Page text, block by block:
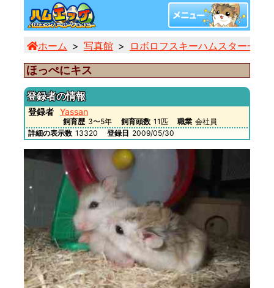
ホーム 写真館 ロボロフスキーハムスター一覧
ほっぺにキス
登録者の情報
登録者 Yassan
飼育歴 3〜5年 飼育頭数 11匹 職業 会社員
詳細の表示数 13320 登録日 2009/05/30